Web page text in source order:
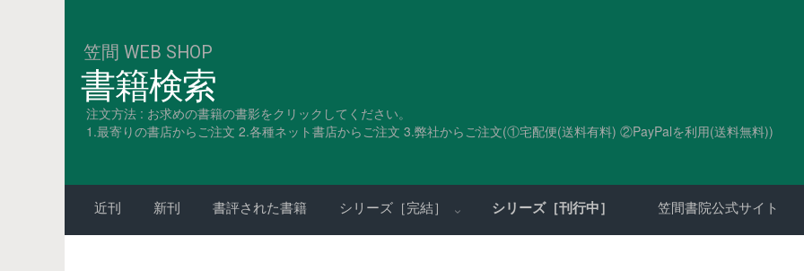
笠間 WEB SHOP
書籍検索
注文方法 : お求めの書籍の書影をクリックしてください。
1.最寄りの書店からご注文 2.各種ネット書店からご注文 3.弊社からご注文(①宅配便(送料有料) ②PayPalを利用(送料無料))
近刊 新刊 書評された書籍 シリーズ［完結］ シリーズ［刊行中］ 笠間書院公式サイト